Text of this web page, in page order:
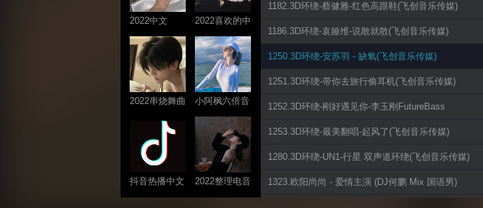
2022中文
ProgHouse歌
曲
2022喜欢的中
文DJ舞曲
2022串烧舞曲
小阿枫六倍音
质系列 车载
抖音热播中文
系列
2022整理电音
系列
1182.3D环绕-蔡健雅-红色高跟鞋(飞创音乐传媒)
1186.3D环绕-袁娅维-说散就散(飞创音乐传媒)
1250.3D环绕-安苏羽 - 缺氧(飞创音乐传媒)
1251.3D环绕-带你去旅行偷耳机(飞创音乐传媒)
1252.3D环绕-刚好遇见你-李玉刚FutureBass
1253.3D环绕-最美翻唱-起风了(飞创音乐传媒)
1280.3D环绕-UN1-行星 双声道环绕(飞创音乐传媒)
1323.欧阳尚尚 - 爱情主演 (DJ何鹏 Mix 国语男)